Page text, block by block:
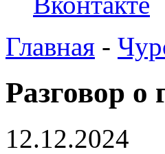
Главная -
Разговор о
12.12.2024